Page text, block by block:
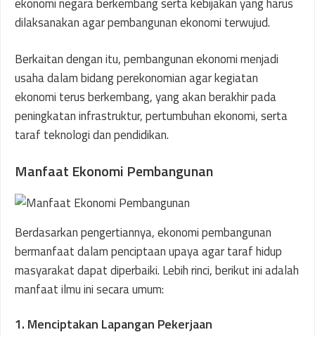
dilaksanakan agar pembangunan ekonomi terwujud.
Berkaitan dengan itu, pembangunan ekonomi menjadi
usaha dalam bidang perekonomian agar kegiatan
ekonomi terus berkembang, yang akan berakhir pada
peningkatan infrastruktur, pertumbuhan ekonomi, serta
taraf teknologi dan pendidikan.
Manfaat Ekonomi Pembangunan
Berdasarkan pengertiannya, ekonomi pembangunan
bermanfaat dalam penciptaan upaya agar taraf hidup
masyarakat dapat diperbaiki. Lebih rinci, berikut ini adalah
manfaat ilmu ini secara umum:
1. Menciptakan Lapangan Pekerjaan